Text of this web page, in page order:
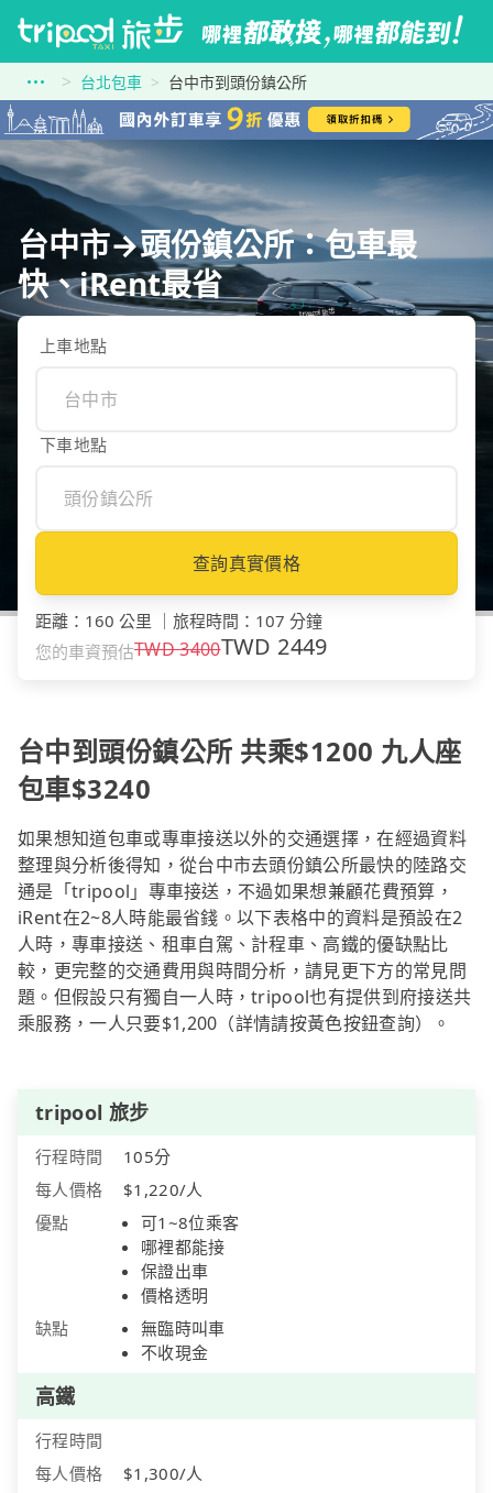
台北包車 台中市到頭份鎮公所
台中市→頭份鎮公所：包車最
快、iRent最省
上車地點
下車地點
查詢真實價格
距離 ： 160 公里 ｜ 旅程時間 ： 107 分鐘
您的車資預估TWD3400TWD 2449
台中到頭份鎮公所 共乘$1200 九人座
包車$3240
如果想知道包車或專車接送以外的交通選擇，在經過資料
整理與分析後得知，從台中市去頭份鎮公所最快的陸路交
通是「tripool」專車接送，不過如果想兼顧花費預算，
iRent在2~8人時能最省錢。以下表格中的資料是預設在2
人時，專車接送、租車自駕、計程車、高鐵的優缺點比
較，更完整的交通費用與時間分析，請見更下方的常見問
題。但假設只有獨自一人時，tripool也有提供到府接送共
乘服務，一人只要$1,200（詳情請按黃色按鈕查詢）。
tripool 旅步
行程時間
105分
每人價格
$1,220/人
優點
可1~8位乘客
哪裡都能接
保證出車
價格透明
缺點
無臨時叫車
不收現金
高鐵
行程時間
每人價格
$1,300/人